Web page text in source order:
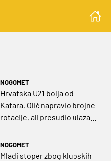
NOGOMET
Hrvatska U21 bolja od
Katara, Olić napravio brojne
rotacije, ali presudio ulazak
NOGOMET
Mladi stoper zbog klupskih